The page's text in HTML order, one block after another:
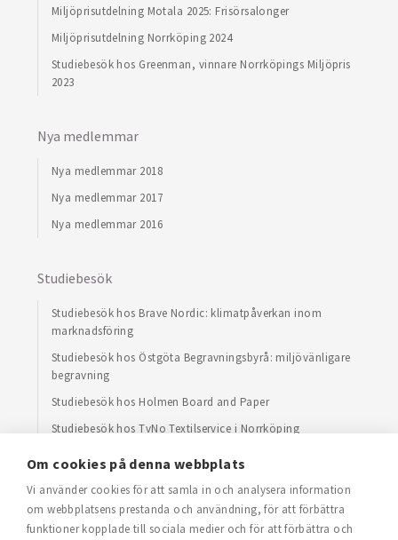
Miljöprisutdelning Motala 2025: Frisörsalonger
Miljöprisutdelning Norrköping 2024
Studiebesök hos Greenman, vinnare Norrköpings Miljöpris
2023
Nya medlemmar
Nya medlemmar 2018
Nya medlemmar 2017
Nya medlemmar 2016
Studiebesök
Studiebesök hos Brave Nordic: klimatpåverkan inom
marknadsföring
Studiebesök hos Östgöta Begravningsbyrå: miljövänligare
begravning
Studiebesök hos Holmen Board and Paper
Studiebesök hos TvNo Textilservice i Norrköping
Studiebesök hos RP Recycling Partner Linköping
Om cookies på denna webbplats
Vi använder cookies för att samla in och analysera information
om webbplatsens prestanda och användning, för att förbättra
funktioner kopplade till sociala medier och för att förbättra och